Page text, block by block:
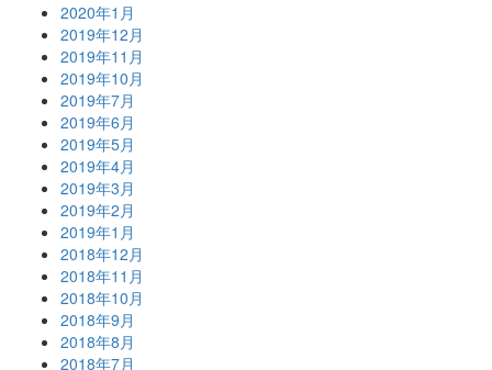
2020年1月
2019年12月
2019年11月
2019年10月
2019年7月
2019年6月
2019年5月
2019年4月
2019年3月
2019年2月
2019年1月
2018年12月
2018年11月
2018年10月
2018年9月
2018年8月
2018年7月